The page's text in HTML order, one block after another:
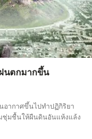
ฝนตกมากขึ้น
อากาศขึ้นไปทำปฏิกิริยา
ชุ่มชื้นให้ผืนดินอันแห้งแล้ง